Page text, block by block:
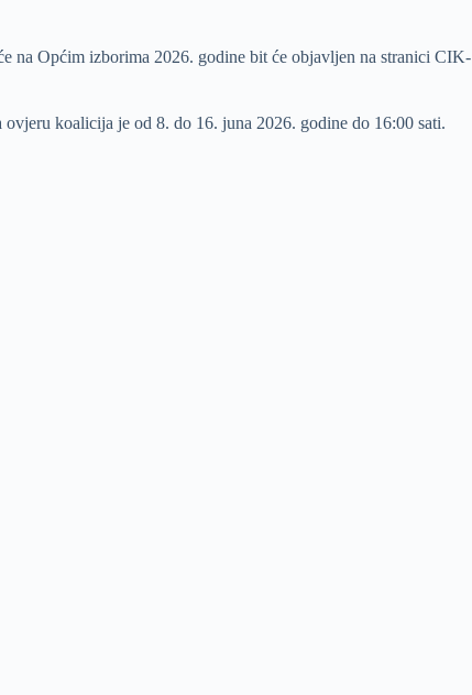
na Općim izborima 2026. godine bit će objavljen na stranici CIK-
koalicija je od 8. do 16. juna 2026. godine do 16:00 sati.